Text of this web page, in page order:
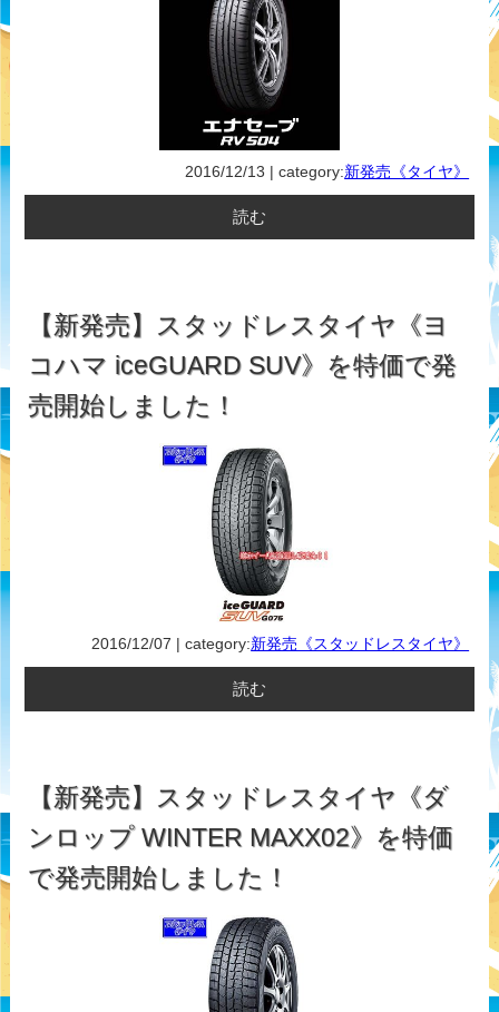
2016/12/13 | category:新発売《タイヤ》
読む
【新発売】スタッドレスタイヤ《ヨ
コハマ iceGUARD SUV》を特価で発
売開始しました！
2016/12/07 | category:新発売《スタッドレスタイヤ》
読む
【新発売】スタッドレスタイヤ《ダ
ンロップ WINTER MAXX02》を特価
で発売開始しました！